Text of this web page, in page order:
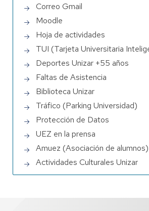
Correo Gmail
Moodle
Hoja de actividades
TUI (Tarjeta Universitaria
Deportes Unizar +55 años
Faltas de Asistencia
Biblioteca Unizar
Tráfico (Parking Universidad)
Protección de Datos
UEZ en la prensa
Amuez (Asociación de alumnos)
Actividades Culturales Unizar